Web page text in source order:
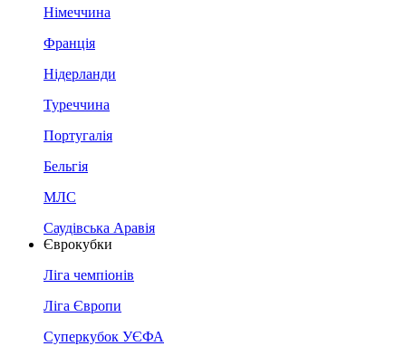
Німеччина
Франція
Нідерланди
Туреччина
Португалія
Бельгія
МЛС
Саудівська Аравія
Єврокубки
Ліга чемпіонів
Ліга Європи
Суперкубок УЄФА